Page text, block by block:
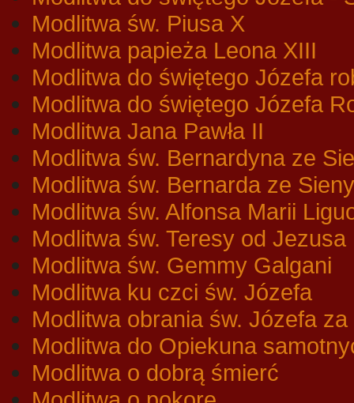
Modlitwa św. Piusa X
Modlitwa papieża Leona XIII
Modlitwa do świętego Józefa
Modlitwa do świętego Józefa
Modlitwa Jana Pawła II
Modlitwa św. Bernardyna ze
Modlitwa św. Bernarda ze Sieny
Modlitwa św. Alfonsa Marii
Modlitwa św. Teresy od Jezusa
Modlitwa św. Gemmy Galgani
Modlitwa ku czci św. Józefa
Modlitwa obrania św. Józefa
Modlitwa do Opiekuna
Modlitwa o dobrą śmierć